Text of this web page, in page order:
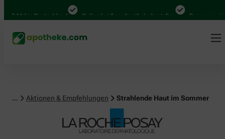
in Deutschland Online bei Ihrer Apotheke bestellen Bequem zwischen
... Aktionen & Empfehlungen Strahlende Haut im Sommer